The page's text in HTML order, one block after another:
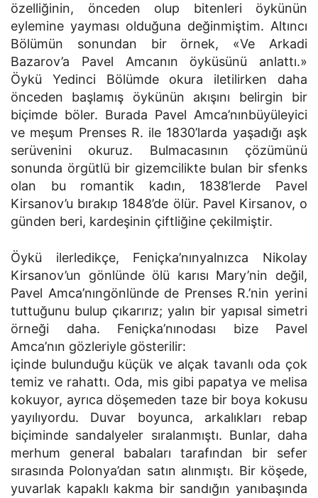
özelliğinin, önceden olup bitenleri öykünün
eylemine yayması olduğuna değinmiştim. Altıncı
Bölümün sonundan bir örnek, «Ve Arkadi
Bazarov’a Pavel Amcanın öyküsünü anlattı.»
Öykü Yedinci Bölümde okura iletilirken daha
önceden başlamış öykünün akışını belirgin bir
biçimde böler. Burada Pavel Amca’nınbüyüleyici
ve meşum Prenses R. ile 1830’larda yaşadığı aşk
serüvenini okuruz. Bulmacasının çözümünü
sonunda örgütlü bir gizemcilikte bulan bir sfenks
olan bu romantik kadın, 1838’lerde Pavel
Kirsanov’u bırakıp 1848’de ölür. Pavel Kirsanov, o
günden beri, kardeşinin çiftliğine çekilmiştir.
Öykü ilerledikçe, Feniçka’nınyalnızca Nikolay
Kirsanov’un gönlünde ölü karısı Mary’nin değil,
Pavel Amca’nıngönlünde de Prenses R.’nin yerini
tuttuğunu bulup çıkarırız; yalın bir yapısal simetri
örneği daha. Feniçka’nınodası bize Pavel
Amca’nın gözleriyle gösterilir:
içinde bulunduğu küçük ve alçak tavanlı oda çok
temiz ve rahattı. Oda, mis gibi papatya ve melisa
kokuyor, ayrıca döşemeden taze bir boya kokusu
yayılıyordu. Duvar boyunca, arkalıkları rebap
biçiminde sandalyeler sıralanmıştı. Bunlar, daha
merhum general babaları tarafından bir sefer
sırasında Polonya’dan satın alınmıştı. Bir köşede,
yuvarlak kapaklı kakma bir sandığın yanıbaşında